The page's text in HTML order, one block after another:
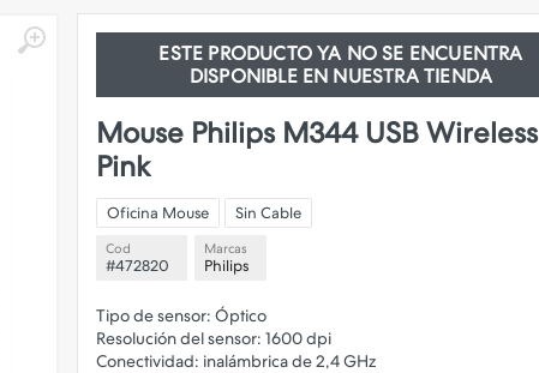
ESTE PRODUCTO YA NO SE ENCUENTRA
DISPONIBLE EN NUESTRA TIENDA
Mouse Philips M344 USB Wireless
Pink
Oficina Mouse Sin Cable
Cod
#472820
Marcas
Philips
Tipo de sensor: Óptico
Resolución del sensor: 1600 dpi
Conectividad: inalámbrica de 2,4 GHz